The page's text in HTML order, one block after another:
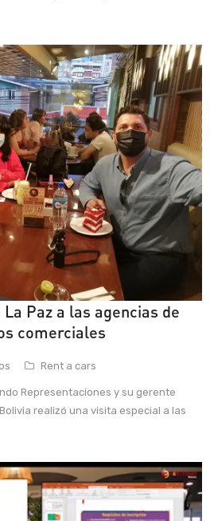
Paz a las agencias de
comerciales
Rent a cars
Representaciones y su gerente
realizó una visita especial a las